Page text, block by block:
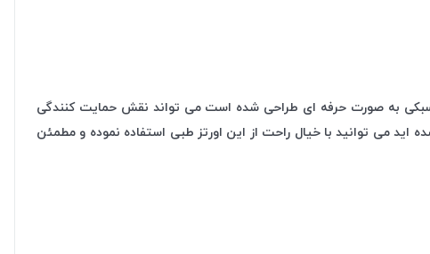
سبکی به صورت حرفه ای طراحی شده است می تواند نقش حمایت کنندگی
می توانید با خیال راحت از این اورتز طبی استفاده نموده و مطمئن